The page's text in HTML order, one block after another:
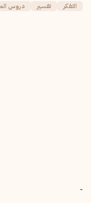
التفكر تفسير دروس
-